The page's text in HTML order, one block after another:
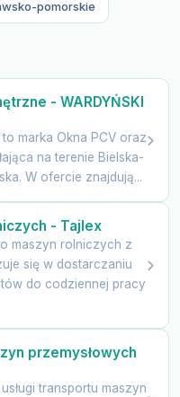
pomorskie
- WARDYŃSKI
marka Okna PCV oraz
na terenie Bielska-
W ofercie znajdują...
- Tajlex
maszyn rolniczych z
się w dostarczaniu
do codziennej pracy
przemysłowych
transportu maszyn